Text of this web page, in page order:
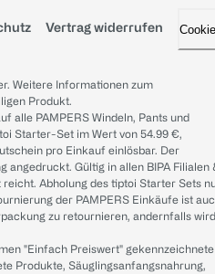
Vertrag widerrufen
Weitere Informationen zum
Produkt.
alle PAMPERS Windeln, Pants und
Starter-Set im Wert von 54.99 €,
pro Einkauf einlösbar. Der
angedruckt. Gültig in allen BIPA Filialen
reicht. Abholung des tiptoi Starter Sets
der PAMPERS Einkäufe ist
zu retournieren, andernfalls wird
"Einfach Preiswert" gekennzeichnete
Produkte, Säuglingsanfangsnahrung,